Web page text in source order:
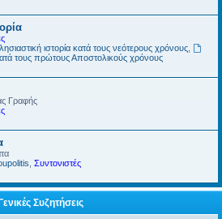
ιστορία κατά τους νεότερους χρόνους,
τους πρώτους Αποστολικούς χρόνους
Γραφής
Συντονιστές
Γενικές Συζητήσεις